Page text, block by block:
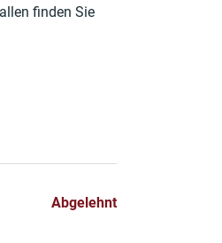
finden Sie
Abgelehnt